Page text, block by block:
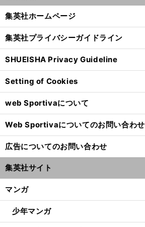
集英社ホームページ
集英社プライバシーガイドライン
SHUEISHA Privacy Guideline
Setting of Cookies
web Sportivaについて
Web Sportivaについてのお問い合わせ
広告についてのお問い合わせ
集英社サイト
マンガ
少年マンガ